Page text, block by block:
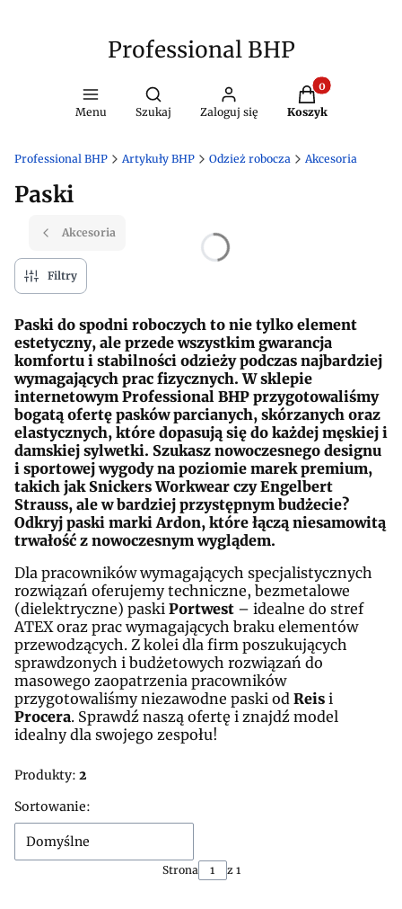
Professional BHP
Menu
Otwórz wyszukiwarkę
Szukaj Zaloguj się
Produkty w
Koszyk
Professional BHP Artykuły BHP Odzież robocza Akcesoria
Paski
Akcesoria
Filtry
Paski do spodni roboczych to nie tylko element
estetyczny, ale przede wszystkim gwarancja
komfortu i stabilności odzieży podczas najbardziej
wymagających prac fizycznych. W sklepie
internetowym Professional BHP przygotowaliśmy
bogatą ofertę pasków parcianych, skórzanych oraz
elastycznych, które dopasują się do każdej męskiej i
damskiej sylwetki. Szukasz nowoczesnego designu
i sportowej wygody na poziomie marek premium,
takich jak Snickers Workwear czy Engelbert
Strauss, ale w bardziej przystępnym budżecie?
Odkryj paski marki Ardon, które łączą niesamowitą
trwałość z nowoczesnym wyglądem.
Dla pracowników wymagających specjalistycznych
rozwiązań oferujemy techniczne, bezmetalowe
(dielektryczne) paski Portwest – idealne do stref
ATEX oraz prac wymagających braku elementów
przewodzących. Z kolei dla firm poszukujących
sprawdzonych i budżetowych rozwiązań do
masowego zaopatrzenia pracowników
przygotowaliśmy niezawodne paski od Reis i
Procera. Sprawdź naszą ofertę i znajdź model
idealny dla swojego zespołu!
Produkty: 2
Lista produktów
Sortowanie:
Domyślne
Strona z 1